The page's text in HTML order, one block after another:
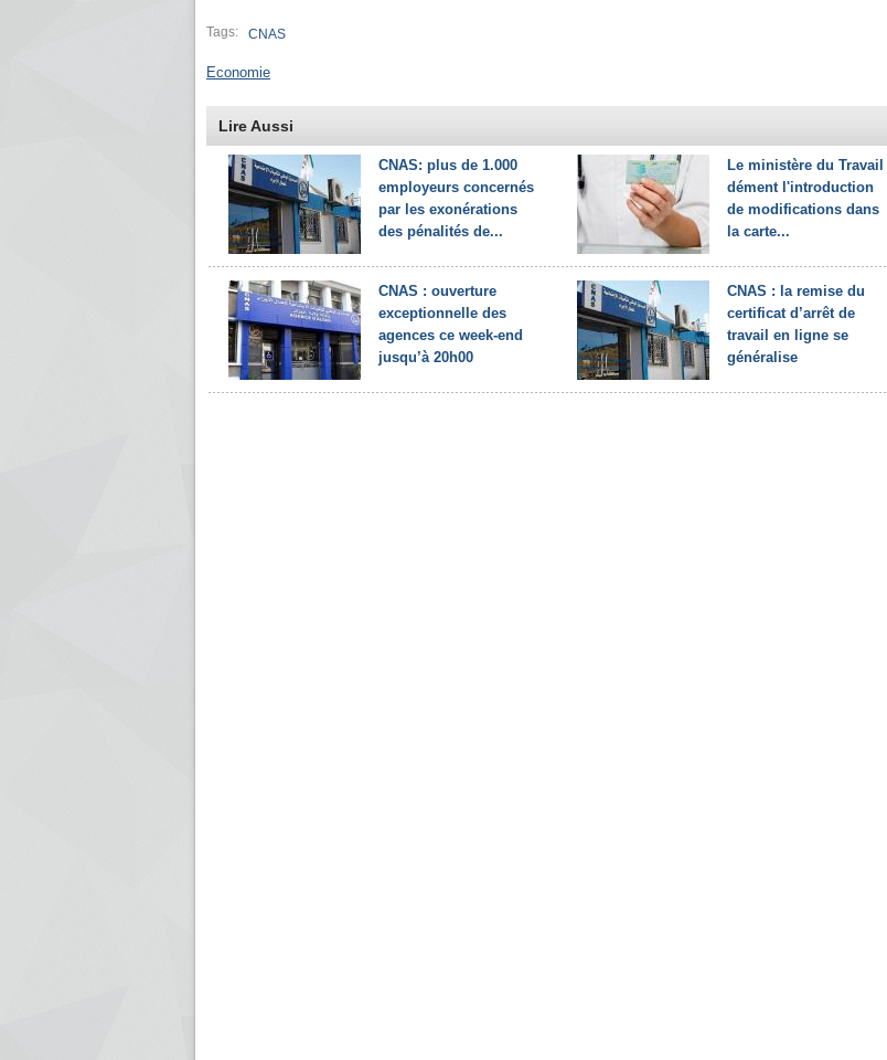
Tags: CNAS
Economie
Lire Aussi
CNAS: plus de 1.000
employeurs concernés
par les exonérations
des pénalités de...
Le ministère du Travail
dément l'introduction
de modifications dans
la carte...
CNAS : ouverture
exceptionnelle des
agences ce week-end
jusqu’à 20h00
CNAS : la remise du
certificat d’arrêt de
travail en ligne se
généralise